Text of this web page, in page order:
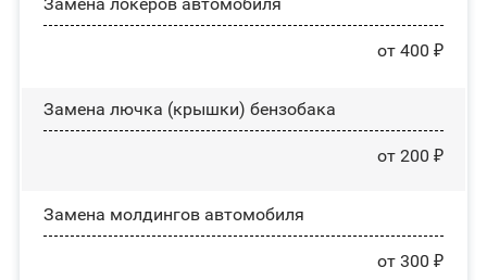
от 400 ₽
Замена лючка (крышки) бензобака
от 200 ₽
Замена молдингов автомобиля
от 300 ₽